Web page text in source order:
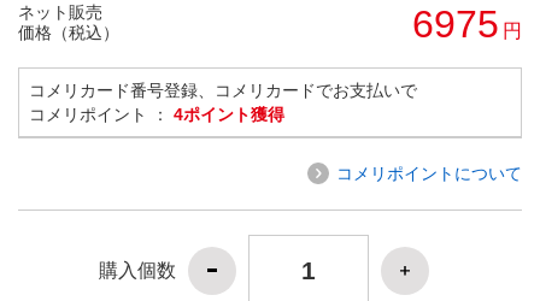
ネット販売
価格（税込）
6975 円
コメリカード番号登録、コメリカードでお支払いで
コメリポイント ： 4ポイント獲得
コメリポイントについて
購入個数